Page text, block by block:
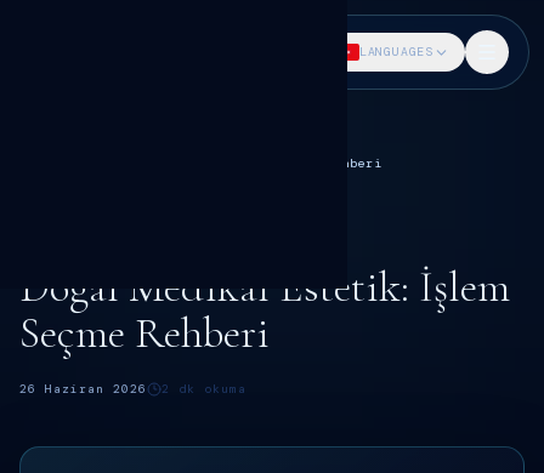
LANGUAGES
Doğal Medikal Estetik: İşlem Seçme Rehberi
Doğal Medikal Estetik: İşlem
Seçme Rehberi
26 Haziran 2026 2 dk okuma